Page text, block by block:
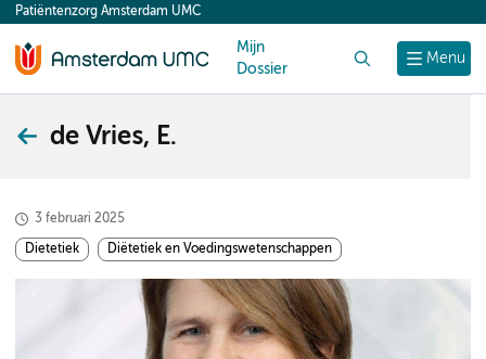
content
Menu
Patiëntenzorg Amsterdam UMC
Mijn
Dossier
de Vries, E.
3 februari 2025
Dietetiek Diëtetiek en Voedingswetenschappen